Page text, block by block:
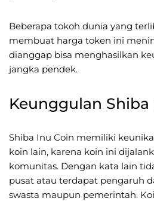
Beberapa tokoh dunia yang
membuat harga token ini
dianggap bisa menghasilkan
jangka pendek.
Keunggulan Shiba
Shiba Inu Coin memiliki
koin lain, karena koin ini
komunitas. Dengan kata lain
pusat atau terdapat pengaruh
swasta maupun pemerintah.